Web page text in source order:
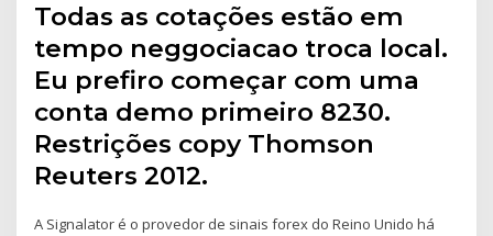
Todas as cotações estão em
tempo neggociacao troca local.
Eu prefiro começar com uma
conta demo primeiro 8230.
Restrições copy Thomson
Reuters 2012.
A Signalator é o provedor de sinais forex do Reino Unido há